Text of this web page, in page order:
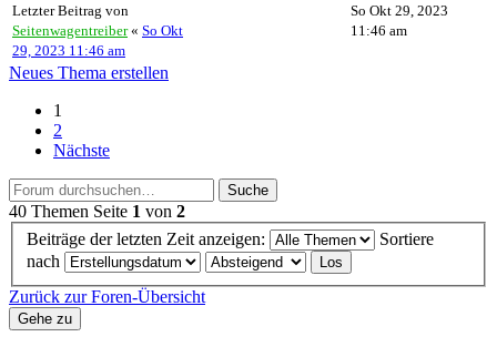
Letzter Beitrag von
Seitenwagentreiber« So Okt
29, 2023 11:46 am
So Okt 29, 2023
11:46 am
Neues Thema erstellen
1
2
Nächste
Suche
40 Themen Seite 1 von 2
Beiträge der letzten Zeit anzeigen:
Sortiere
nach
Zurück zur Foren-Übersicht
Gehe zu